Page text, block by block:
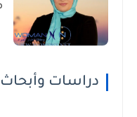
دراسات وأبحاث